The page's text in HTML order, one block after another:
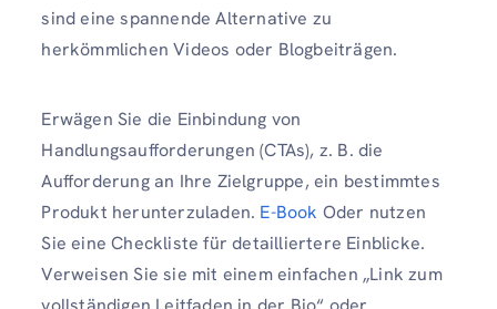
sind eine spannende Alternative zu
herkömmlichen Videos oder Blogbeiträgen.
Erwägen Sie die Einbindung von
Handlungsaufforderungen (CTAs), z. B. die
Aufforderung an Ihre Zielgruppe, ein bestimmtes
Produkt herunterzuladen. E-Book Oder nutzen
Sie eine Checkliste für detailliertere Einblicke.
Verweisen Sie sie mit einem einfachen „Link zum